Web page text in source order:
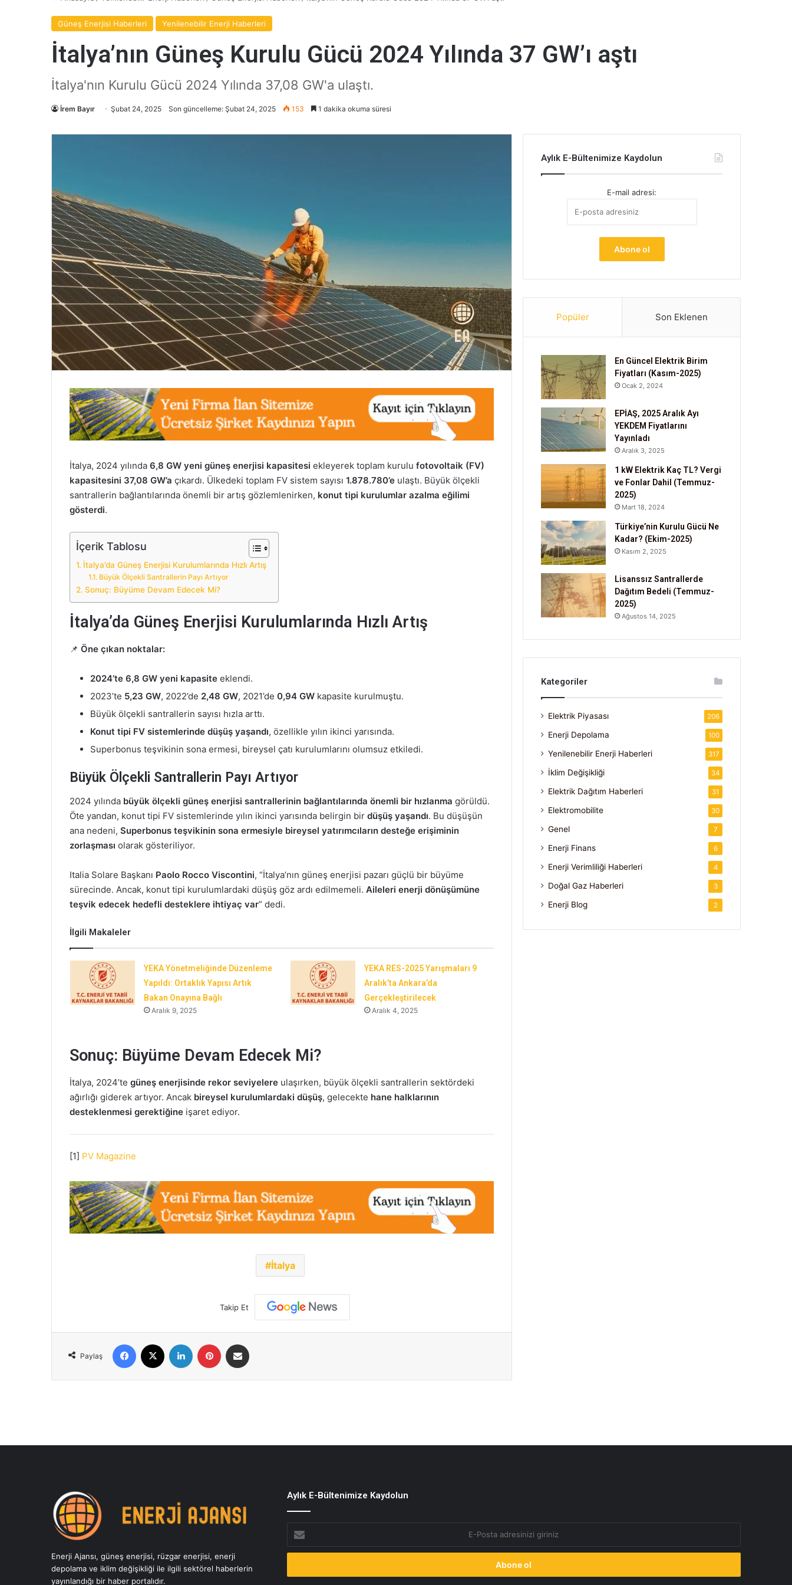
Güneş Enerjisi Haberleri Yenilenebilir Enerji Haberleri
İtalya’nın Güneş Kurulu Gücü 2024 Yılında 37 GW’ı aştı
İtalya'nın Kurulu Gücü 2024 Yılında 37,08 GW'a ulaştı.
İrem Bayır Şubat 24, 2025 Son güncelleme: Şubat 24, 2025 153 1 dakika okuma süresi
İtalya, 2024 yılında 6,8 GW yeni güneş enerjisi kapasitesi ekleyerek toplam kurulu fotovoltaik (FV)
kapasitesini 37,08 GW’a çıkardı. Ülkedeki toplam FV sistem sayısı 1.878.780’e ulaştı. Büyük ölçekli
santrallerin bağlantılarında önemli bir artış gözlemlenirken, konut tipi kurulumlar azalma eğilimi
gösterdi.
İçerik Tablosu
İtalya’da Güneş Enerjisi Kurulumlarında Hızlı Artış
Büyük Ölçekli Santrallerin Payı Artıyor
Sonuç: Büyüme Devam Edecek Mi?
İtalya’da Güneş Enerjisi Kurulumlarında Hızlı Artış
📌 Öne çıkan noktalar:
2024’te 6,8 GW yeni kapasite eklendi.
2023’te 5,23 GW, 2022’de 2,48 GW, 2021’de 0,94 GW kapasite kurulmuştu.
Büyük ölçekli santrallerin sayısı hızla arttı.
Konut tipi FV sistemlerinde düşüş yaşandı, özellikle yılın ikinci yarısında.
Superbonus teşvikinin sona ermesi, bireysel çatı kurulumlarını olumsuz etkiledi.
Büyük Ölçekli Santrallerin Payı Artıyor
2024 yılında büyük ölçekli güneş enerjisi santrallerinin bağlantılarında önemli bir hızlanma görüldü.
Öte yandan, konut tipi FV sistemlerinde yılın ikinci yarısında belirgin bir düşüş yaşandı. Bu düşüşün
ana nedeni, Superbonus teşvikinin sona ermesiyle bireysel yatırımcıların desteğe erişiminin
zorlaşması olarak gösteriliyor.
Italia Solare Başkanı Paolo Rocco Viscontini, “İtalya’nın güneş enerjisi pazarı güçlü bir büyüme
sürecinde. Ancak, konut tipi kurulumlardaki düşüş göz ardı edilmemeli. Aileleri enerji dönüşümüne
teşvik edecek hedefli desteklere ihtiyaç var” dedi.
İlgili Makaleler
YEKA Yönetmeliğinde Düzenleme
Yapıldı: Ortaklık Yapısı Artık
Bakan Onayına Bağlı
Aralık 9, 2025
YEKA RES-2025 Yarışmaları 9
Aralık’ta Ankara’da
Gerçekleştirilecek
Aralık 4, 2025
Sonuç: Büyüme Devam Edecek Mi?
İtalya, 2024’te güneş enerjisinde rekor seviyelere ulaşırken, büyük ölçekli santrallerin sektördeki
ağırlığı giderek artıyor. Ancak bireysel kurulumlardaki düşüş, gelecekte hane halklarının
desteklenmesi gerektiğine işaret ediyor.
[1] PV Magazine
İtalya
Takip Et
Paylaş
Facebook LinkedIn Pinterest
Aylık E-Bültenimize Kaydolun
E-mail adresi:
Popüler Son Eklenen
En Güncel Elektrik Birim
Fiyatları (Kasım-2025)
Ocak 2, 2024
EPİAŞ, 2025 Aralık Ayı
YEKDEM Fiyatlarını
Yayınladı
Aralık 3, 2025
1 kW Elektrik Kaç TL? Vergi
ve Fonlar Dahil (Temmuz-
2025)
Mart 18, 2024
Türkiye’nin Kurulu Gücü Ne
Kadar? (Ekim-2025)
Kasım 2, 2025
Lisanssız Santrallerde
Dağıtım Bedeli (Temmuz-
2025)
Ağustos 14, 2025
Kategoriler
Elektrik Piyasası 206
Enerji Depolama 100
Yenilenebilir Enerji Haberleri 317
İklim Değişikliği 34
Elektrik Dağıtım Haberleri 31
Elektromobilite 30
Genel 7
Enerji Finans 6
Enerji Verimliliği Haberleri 4
Doğal Gaz Haberleri 3
Enerji Blog 2
Enerji Ajansı, güneş enerjisi, rüzgar enerjisi, enerji
depolama ve iklim değişikliği ile ilgili sektörel haberlerin
yayınlandığı bir haber portalıdır.
Aylık E-Bültenimize Kaydolun
Posta
adresinizi